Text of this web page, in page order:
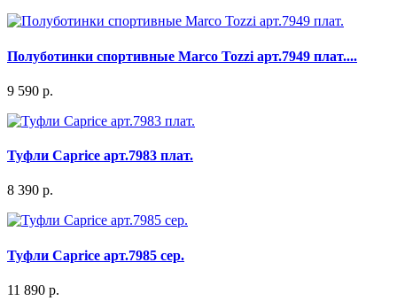
Полуботинки спортивные Marco Tozzi арт.7949 плат....
9 590 р.
Туфли Caprice арт.7983 плат.
8 390 р.
Туфли Caprice арт.7985 сер.
11 890 р.